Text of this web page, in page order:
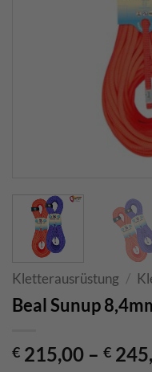
Kletterausrüstung /
Beal Sunup
€ 215,00 – €